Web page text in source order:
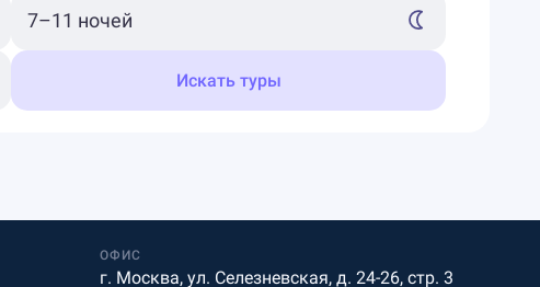
Искать туры
ОФИС
г. Москва, ул. Селезневская, д. 24-26, стр. 3